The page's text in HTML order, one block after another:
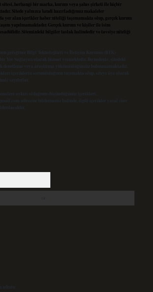
sitesi, herhangi bir marka, kurum veya şahıs şirketi ile hiçbir
Sitede yalnızca kendi hazırladığımız makaleler
yer alan içerikler haber niteliği taşımamakta olup, gerçek kurum
yapılmamaktadır. Gerçek kurum ve kişiler ile isim
Sitemizdeki bilgiler taslak halindedir ve tavsiye niteliği
gereğince Bilgi Teknolojileri ve İletişim Kurumu (BTK)
Yer Sağlayıcı olarak hizmet vermektedir. Bu nedenle, sitedeki
veya araştırma yükümlülüğümüz bulunmamaktadır.
içeriklerin sorumluluğunu taşımakta olup, siteye üye olarak
sayılırlar.
aykırı olduğunu düşündüğünüz içerikleri,
adresine bildirmeniz halinde, ilgili içerikler yasal süre
admin